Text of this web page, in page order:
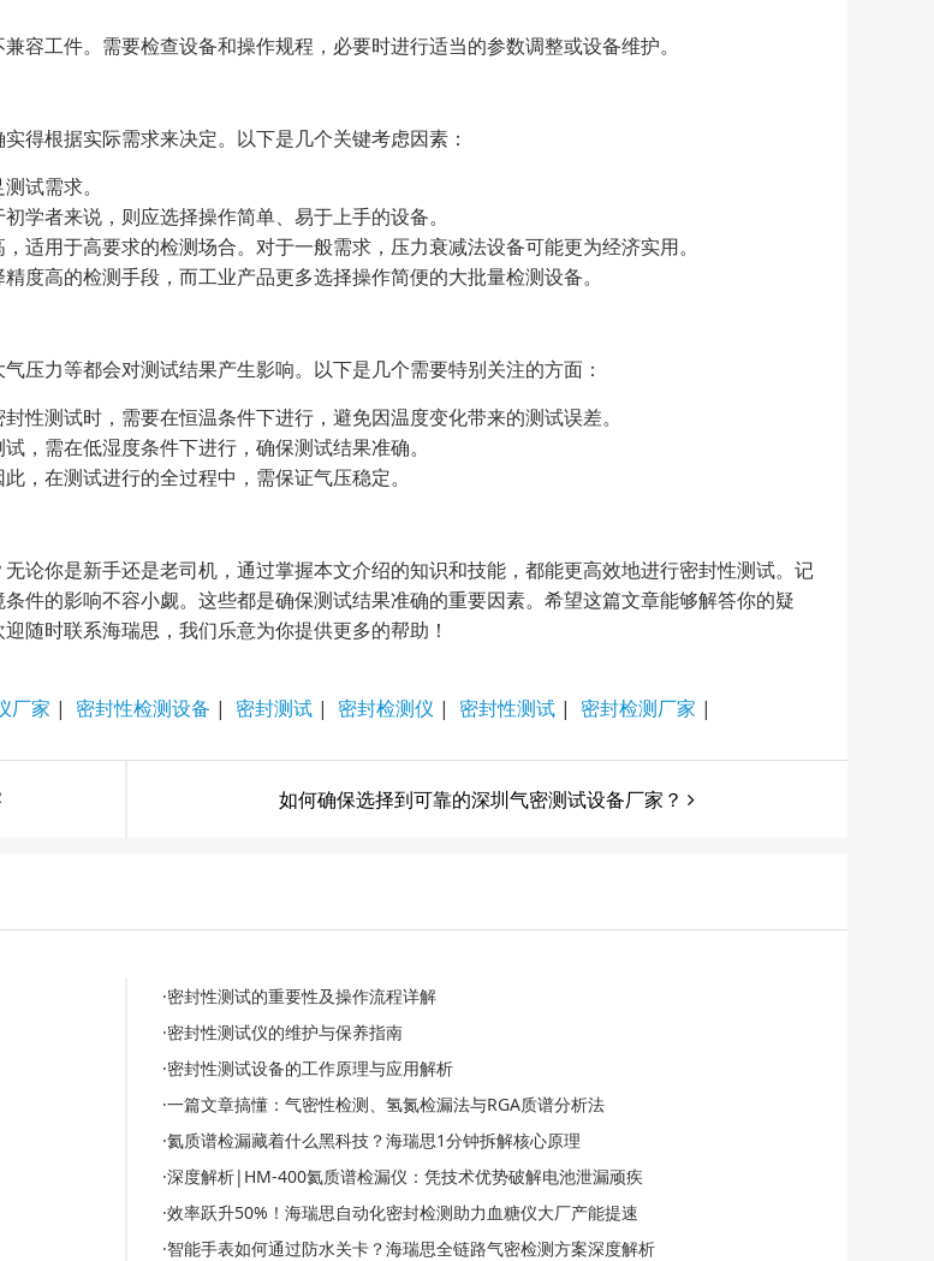
容工件。需要检查设备和操作规程，必要时进行适当的参数调整或设备维护。
得根据实际需求来决定。以下是几个关键考虑因素：
试需求。
学者来说，则应选择操作简单、易于上手的设备。
适用于高要求的检测场合。对于一般需求，压力衰减法设备可能更为经济实用。
度高的检测手段，而工业产品更多选择操作简便的大批量检测设备。
压力等都会对测试结果产生影响。以下是几个需要特别关注的方面：
性测试时，需要在恒温条件下进行，避免因温度变化带来的测试误差。
，需在低湿度条件下进行，确保测试结果准确。
，在测试进行的全过程中，需保证气压稳定。
论你是新手还是老司机，通过掌握本文介绍的知识和技能，都能更高效地进行密封性测试。记
件的影响不容小觑。这些都是确保测试结果准确的重要因素。希望这篇文章能够解答你的疑
随时联系海瑞思，我们乐意为你提供更多的帮助！
厂家 | 密封性检测设备 | 密封测试 | 密封检测仪 | 密封性测试 | 密封检测厂家 |
如何确保选择到可靠的深圳气密测试设备厂家？
·密封性测试的重要性及操作流程详解
·密封性测试仪的维护与保养指南
·密封性测试设备的工作原理与应用解析
·一篇文章搞懂：气密性检测、氢氮检漏法与RGA质谱分析法
·氦质谱检漏藏着什么黑科技？海瑞思1分钟拆解核心原理
·深度解析|HM-400氦质谱检漏仪：凭技术优势破解电池泄漏顽疾
·效率跃升50%！海瑞思自动化密封检测助力血糖仪大厂产能提速
·智能手表如何通过防水关卡？海瑞思全链路气密检测方案深度解析